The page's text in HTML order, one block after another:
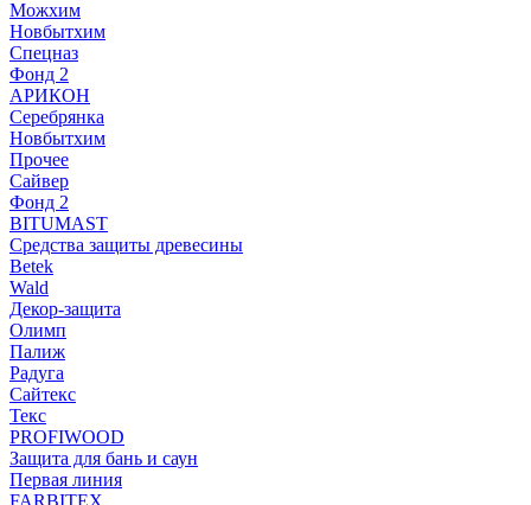
Можхим
Новбытхим
Спецназ
Фонд 2
АРИКОН
Серебрянка
Новбытхим
Прочее
Сайвер
Фонд 2
BITUMAST
Средства защиты древесины
Betek
Wald
Декор-защита
Олимп
Палиж
Радуга
Сайтекс
Текс
PROFIWOOD
Защита для бань и саун
Первая линия
FARBITEX